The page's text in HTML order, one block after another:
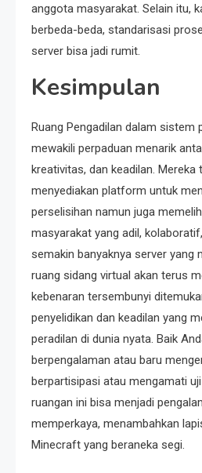
anggota masyarakat. Selain itu,
berbeda-beda, standarisasi
server bisa jadi rumit.
Kesimpulan
Ruang Pengadilan dalam sistem
mewakili perpaduan menarik
kreativitas, dan keadilan. Mereka
menyediakan platform untuk
perselisihan namun juga
masyarakat yang adil,
semakin banyaknya server yang
ruang sidang virtual akan terus
kebenaran tersembunyi
penyelidikan dan keadilan yang
peradilan di dunia nyata. Baik
berpengalaman atau baru
berpartisipasi atau mengamati
ruangan ini bisa menjadi
memperkaya, menambahkan
Minecraft yang beraneka segi.